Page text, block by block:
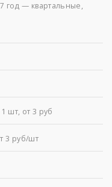
год — квартальные,
шт, от 3 руб
3 руб/шт